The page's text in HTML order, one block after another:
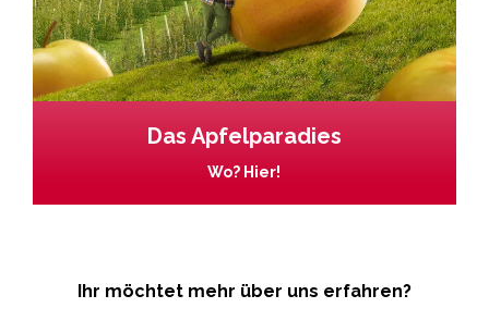
Das Apfelparadies
Wo? Hier!
Ihr möchtet mehr über uns erfahren?